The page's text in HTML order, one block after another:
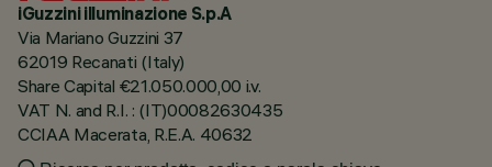
iGuzzini illuminazione S.p.A
Via Mariano Guzzini 37
62019 Recanati (Italy)
Share Capital €21.050.000,00 i.v.
VAT N. and R.I. : (IT)00082630435
CCIAA Macerata, R.E.A. 40632